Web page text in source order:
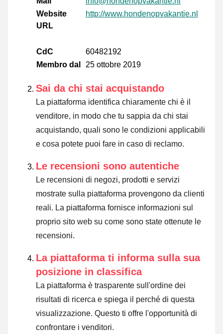
Website
URL
http://www.hondenopvakantie.nl
CdC
60482192
Membro dal
25 ottobre 2019
Sai da chi stai acquistando
La piattaforma identifica chiaramente chi è il
venditore, in modo che tu sappia da chi stai
acquistando, quali sono le condizioni applicabili
e cosa potete puoi fare in caso di reclamo.
Le recensioni sono autentiche
Le recensioni di negozi, prodotti e servizi
mostrate sulla piattaforma provengono da clienti
reali. La piattaforma fornisce informazioni sul
proprio sito web su come sono state ottenute le
recensioni.
La piattaforma ti informa sulla sua
posizione in classifica
La piattaforma è trasparente sull'ordine dei
risultati di ricerca e spiega il perché di questa
visualizzazione. Questo ti offre l'opportunità di
confrontare i venditori.